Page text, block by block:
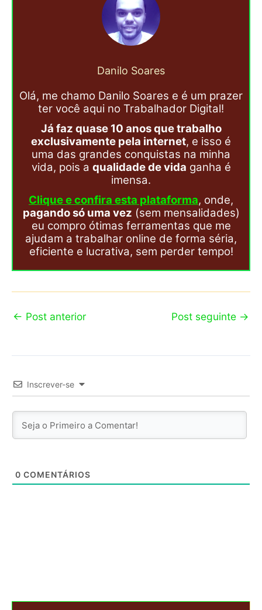
Danilo Soares
Olá, me chamo Danilo Soares e é um prazer
ter você aqui no Trabalhador Digital!
Já faz quase 10 anos que trabalho
exclusivamente pela internet, e isso é
uma das grandes conquistas na minha
vida, pois a qualidade de vida ganha é
imensa.
Clique e confira esta plataforma, onde,
pagando só uma vez (sem mensalidades)
eu compro ótimas ferramentas que me
ajudam a trabalhar online de forma séria,
eficiente e lucrativa, sem perder tempo!
← Post anterior Post seguinte →
Inscrever-se
0 COMENTÁRIOS